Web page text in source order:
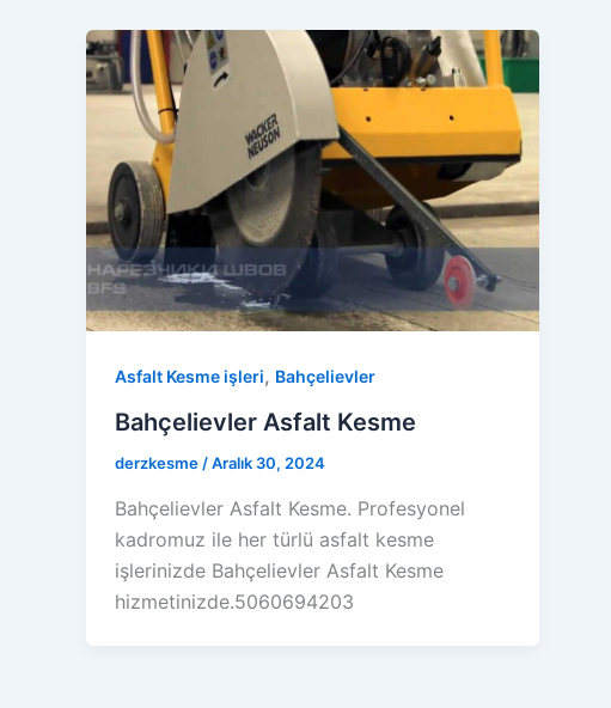
Asfalt Kesme işleri, Bahçelievler
Bahçelievler Asfalt Kesme
derzkesme/Aralık 30, 2024
Bahçelievler Asfalt Kesme. Profesyonel
kadromuz ile her türlü asfalt kesme
işlerinizde Bahçelievler Asfalt Kesme
hizmetinizde.5060694203